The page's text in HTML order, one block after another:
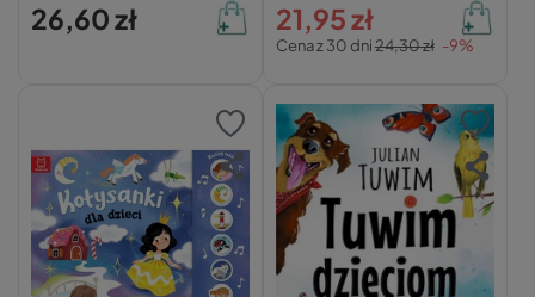
26,60 zł
Cena z 30 dni24,30 zł -9%
21,95 zł